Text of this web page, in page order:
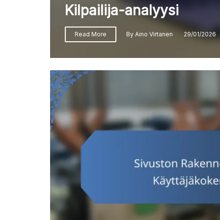
Kilpailija-analyysi
Read More By Aino Virtanen 29/01/2026